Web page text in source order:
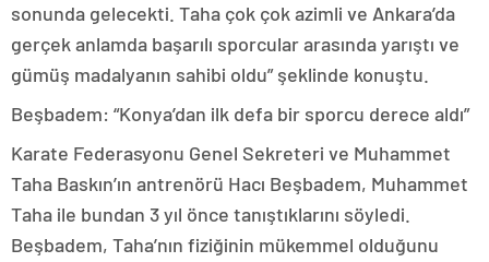
sonunda gelecekti. Taha çok çok azimli ve Ankara’da
gerçek anlamda başarılı sporcular arasında yarıştı ve
gümüş madalyanın sahibi oldu” şeklinde konuştu.
Beşbadem: “Konya’dan ilk defa bir sporcu derece aldı”
Karate Federasyonu Genel Sekreteri ve Muhammet
Taha Baskın’ın antrenörü Hacı Beşbadem, Muhammet
Taha ile bundan 3 yıl önce tanıştıklarını söyledi.
Beşbadem, Taha’nın fiziğinin mükemmel olduğunu